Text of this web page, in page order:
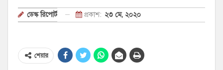
ডেস্ক রিপোর্ট প্রকাশ: ২৩ মে, ২০২০
শেয়ার